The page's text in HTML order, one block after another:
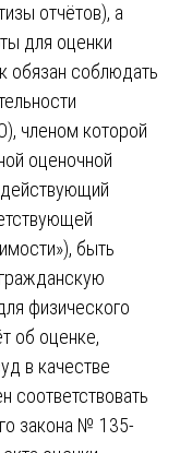
отчётов), а
для оценки
обязан соблюдать
членом которой
оценочной
быть
физического
об оценке,
в качестве
соответствовать
закона № 135-